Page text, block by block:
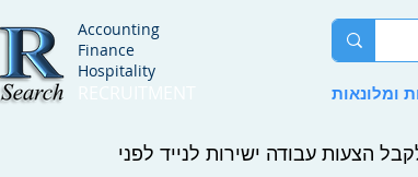
ומלונאות
Accounting
Finance
Hospitality
הצעות עבודה ישירות לנייד לפני